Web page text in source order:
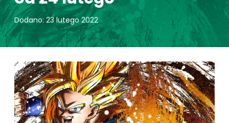
Dodano: 23 lutego 2022